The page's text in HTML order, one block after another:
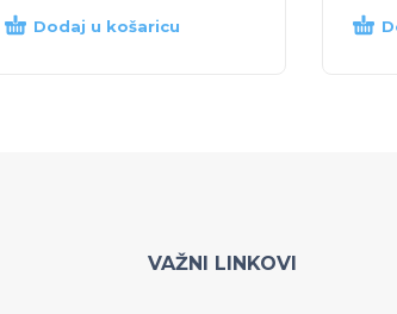
Dodaj u košaricu
VAŽNI LINKOVI